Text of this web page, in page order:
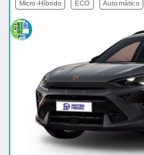
Micro-Híbrido ECO Automático